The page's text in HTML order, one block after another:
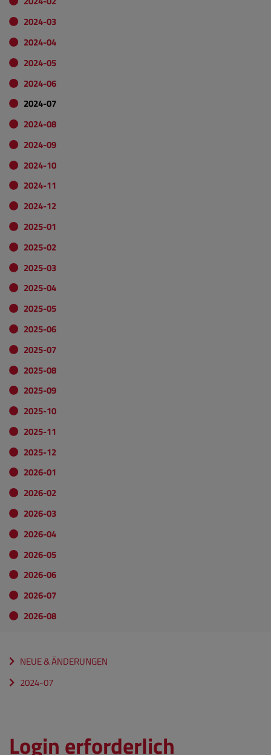
2024-03
2024-04
2024-05
2024-06
2024-07
2024-08
2024-09
2024-10
2024-11
2024-12
2025-01
2025-02
2025-03
2025-04
2025-05
2025-06
2025-07
2025-08
2025-09
2025-10
2025-11
2025-12
2026-01
2026-02
2026-03
2026-04
2026-05
2026-06
2026-07
2026-08
NEUE & ÄNDERUNGEN
2024-07
Login erforderlich